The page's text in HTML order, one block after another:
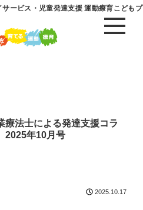
ービス・児童発達支援 運動療育こどもプ
療法士による発達支援コラ
年10月号
2025.10.17